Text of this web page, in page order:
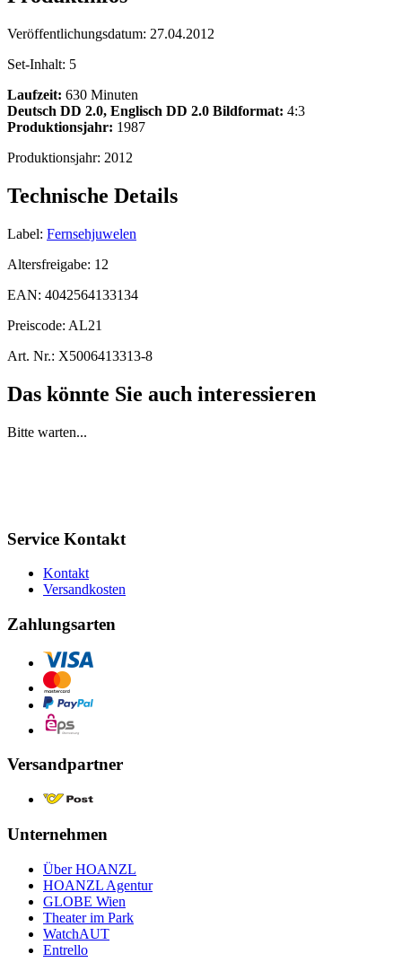
Veröffentlichungsdatum: 27.04.2012
Set-Inhalt: 5
Laufzeit: 630 Minuten
Deutsch DD 2.0, Englisch DD 2.0 Bildformat: 4:3
Produktionsjahr: 1987
Produktionsjahr: 2012
Technische Details
Label: Fernsehjuwelen
Altersfreigabe: 12
EAN: 4042564133134
Preiscode: AL21
Art. Nr.: X5006413313-8
Das könnte Sie auch interessieren
Bitte warten...
Service Kontakt
Kontakt
Versandkosten
Zahlungsarten
Versandpartner
Unternehmen
Über HOANZL
HOANZL Agentur
GLOBE Wien
Theater im Park
WatchAUT
Entrello